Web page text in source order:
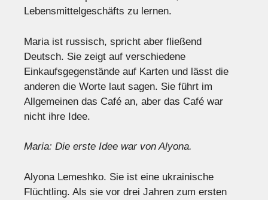
Lebensmittelgeschäfts zu lernen.
Maria ist russisch, spricht aber fließend
Deutsch. Sie zeigt auf verschiedene
Einkaufsgegenstände auf Karten und lässt die
anderen die Worte laut sagen. Sie führt im
Allgemeinen das Café an, aber das Café war
nicht ihre Idee.
Maria: Die erste Idee war von Alyona.
Alyona Lemeshko. Sie ist eine ukrainische
Flüchtling. Als sie vor drei Jahren zum ersten